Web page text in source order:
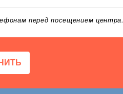
перед посещением центра.